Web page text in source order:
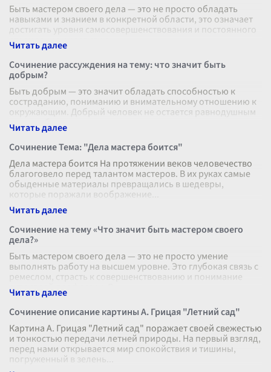
Быть мастером своего дела — это не просто обладать
навыками и знанием в конкретной области, это означает
достигать уровня самосовершенствования и постоянного
стремления к развитию.
Сочинение рассуждения на тему: что значит быть
добрым?
Быть добрым — это значит обладать способностью к
состраданию, пониманию и внимательному отношению к
окружающим. Добрый человек не остается равнодушным
к чужим бедам и всегда готов
Сочинение Тема: "Дела мастера боится"
Дела мастера боится На протяжении веков человечество
благоговело перед талантом мастеров. В их руках самые
обыденные материалы превращались в шедевры,
которые поражали воображение
Сочинение на тему «Что значит быть мастером своего
дела?»
Быть мастером своего дела — это не просто умение
выполнять работу на высшем уровне. Это глубокая связь с
ремеслом, страсть к совершенствованию и понимание
сути своей профессии. В к
Сочинение описание картины А. Грицая "Летний сад"
Картина А. Грицая "Летний сад" поражает своей свежестью
и тонкостью передачи летней природы. На первый взгляд,
перед нами открывается мир спокойствия и тишины,
погруженный в зелень